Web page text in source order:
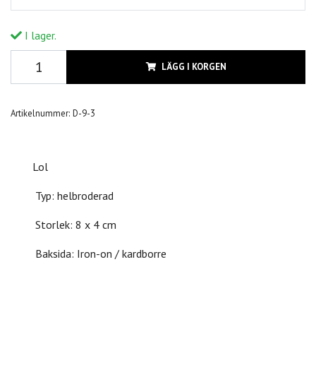
I lager.
LÄGG I KORGEN
Artikelnummer: D-9-3
Lol
Typ: helbroderad
Storlek: 8 x 4 cm
Baksida: Iron-on / kardborre